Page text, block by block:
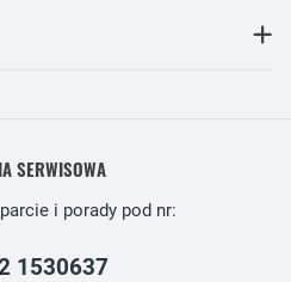
SERWISOWA
i porady pod nr:
1530637